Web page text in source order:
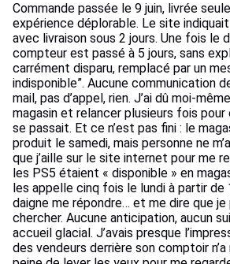
Commande passée le 9 juin, livrée
expérience déplorable. Le site
avec livraison sous 2 jours. Une fois le
compteur est passé à 5 jours, sans
carrément disparu, remplacé par un
indisponible”. Aucune communication
mail, pas d’appel, rien. J’ai dû moi-
magasin et relancer plusieurs fois pour
se passait. Et ce n’est pas fini : le
produit le samedi, mais personne ne
que j’aille sur le site internet pour me
les PS5 étaient « disponible » en
les appelle cinq fois le lundi à partir de
daigne me répondre… et me dire que je
chercher. Aucune anticipation, aucun
accueil glacial. J’avais presque
des vendeurs derrière son comptoir